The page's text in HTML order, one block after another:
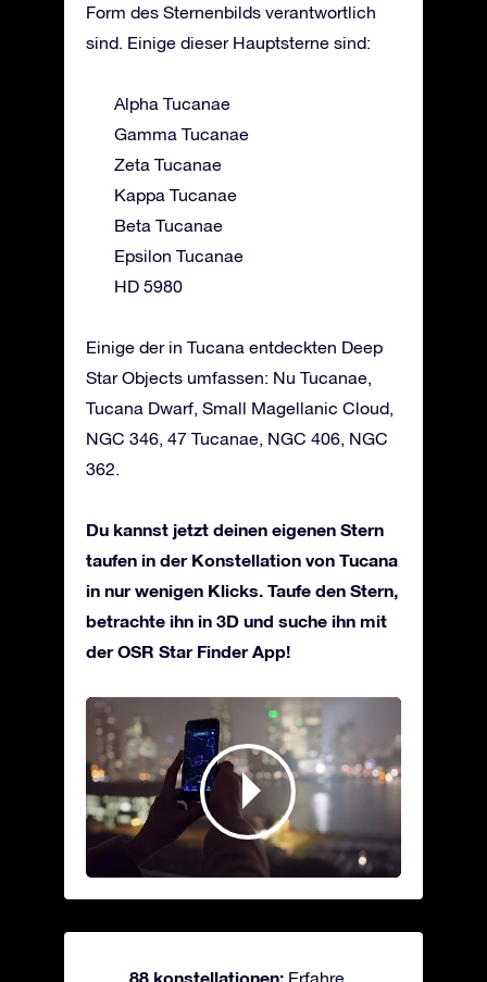
Form des Sternenbilds verantwortlich
sind. Einige dieser Hauptsterne sind:
Alpha Tucanae
Gamma Tucanae
Zeta Tucanae
Kappa Tucanae
Beta Tucanae
Epsilon Tucanae
HD 5980
Einige der in Tucana entdeckten Deep
Star Objects umfassen: Nu Tucanae,
Tucana Dwarf, Small Magellanic Cloud,
NGC 346, 47 Tucanae, NGC 406, NGC
362.
Du kannst jetzt deinen eigenen Stern
taufen in der Konstellation von Tucana
in nur wenigen Klicks. Taufe den Stern,
betrachte ihn in 3D und suche ihn mit
der OSR Star Finder App!
88 konstellationen: Erfahre